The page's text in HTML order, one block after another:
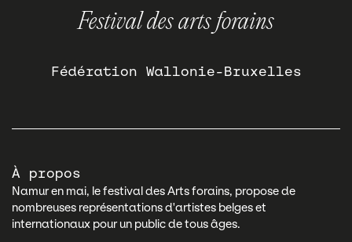
Festival des arts forains
Fédération Wallonie-Bruxelles
À propos
Namur en mai, le festival des Arts forains, propose de
nombreuses représentations d'artistes belges et
internationaux pour un public de tous âges.